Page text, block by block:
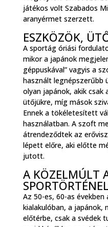
játékos volt Szabados
aranyérmet szerzett.
ESZKÖZÖK,
A sportág óriási
mikor a japánok
géppuskával” vagyis a
használt legnépszerűbb
olyan japánok, akik
ütőjükre, míg mások
Ennek a tökéletesített
használatban. A szoft
átrendeződtek az
lépett előre, aki előtte
jutott.
A KÖZELMÚLT
Az 50-es, 60-as
kialakulóban, a japánok,
előtérbe, csak a svédek